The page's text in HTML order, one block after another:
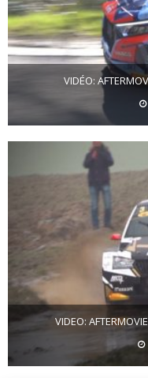
VIDÉO:
VIDEO: